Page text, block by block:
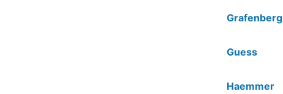
Grafenberg
Guess
Haemmer